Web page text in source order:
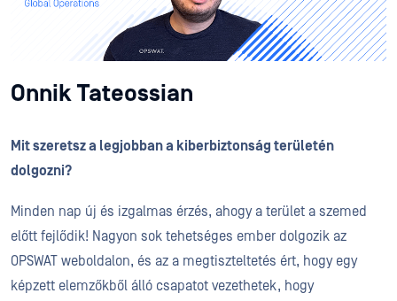
Onnik Tateossian
Mit szeretsz a legjobban a kiberbiztonság területén
dolgozni?
Minden nap új és izgalmas érzés, ahogy a terület a szemed
előtt fejlődik! Nagyon sok tehetséges ember dolgozik az
OPSWAT weboldalon, és az a megtiszteltetés ért, hogy egy
képzett elemzőkből álló csapatot vezethetek, hogy